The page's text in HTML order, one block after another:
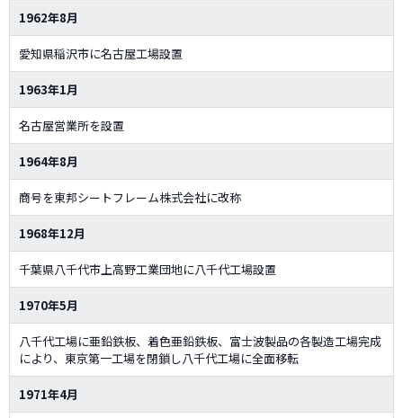
1962年8月
愛知県稲沢市に名古屋工場設置
1963年1月
名古屋営業所を設置
1964年8月
商号を東邦シートフレーム株式会社に改称
1968年12月
千葉県八千代市上高野工業団地に八千代工場設置
1970年5月
八千代工場に亜鉛鉄板、着色亜鉛鉄板、富士波製品の各製造工場完成
により、東京第一工場を閉鎖し八千代工場に全面移転
1971年4月